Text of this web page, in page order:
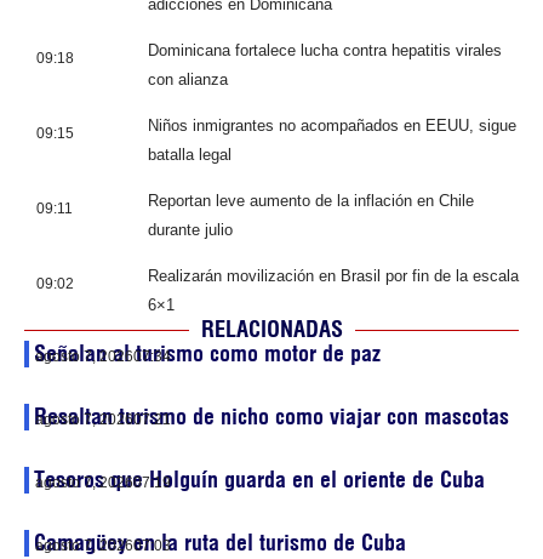
adicciones en Dominicana
09:18
Dominicana fortalece lucha contra hepatitis virales
con alianza
09:15
Niños inmigrantes no acompañados en EEUU, sigue
batalla legal
09:11
Reportan leve aumento de la inflación en Chile
durante julio
09:02
Realizarán movilización en Brasil por fin de la escala
6×1
RELACIONADAS
Señalan al turismo como motor de paz
agosto 7, 202607:34
Resaltan turismo de nicho como viajar con mascotas
agosto 7, 202607:21
Tesoros que Holguín guarda en el oriente de Cuba
agosto 7, 202607:19
Camagüey en la ruta del turismo de Cuba
agosto 7, 202607:03